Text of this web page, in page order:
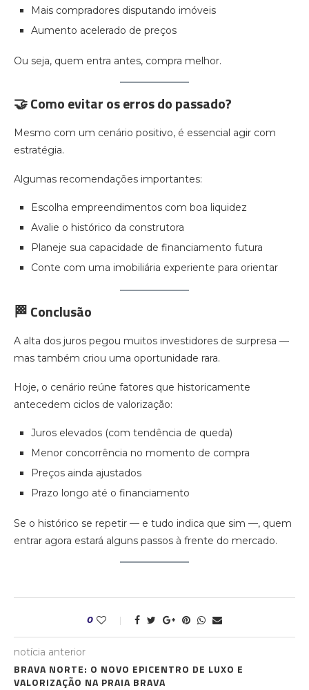
Mais compradores disputando imóveis
Aumento acelerado de preços
Ou seja, quem entra antes, compra melhor.
🤝 Como evitar os erros do passado?
Mesmo com um cenário positivo, é essencial agir com
estratégia.
Algumas recomendações importantes:
Escolha empreendimentos com boa liquidez
Avalie o histórico da construtora
Planeje sua capacidade de financiamento futura
Conte com uma imobiliária experiente para orientar
🏁 Conclusão
A alta dos juros pegou muitos investidores de surpresa —
mas também criou uma oportunidade rara.
Hoje, o cenário reúne fatores que historicamente
antecedem ciclos de valorização:
Juros elevados (com tendência de queda)
Menor concorrência no momento de compra
Preços ainda ajustados
Prazo longo até o financiamento
Se o histórico se repetir — e tudo indica que sim —, quem
entrar agora estará alguns passos à frente do mercado.
0
notícia anterior
BRAVA NORTE: O NOVO EPICENTRO DE LUXO E
VALORIZAÇÃO NA PRAIA BRAVA